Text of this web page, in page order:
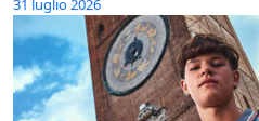
31 luglio 2026